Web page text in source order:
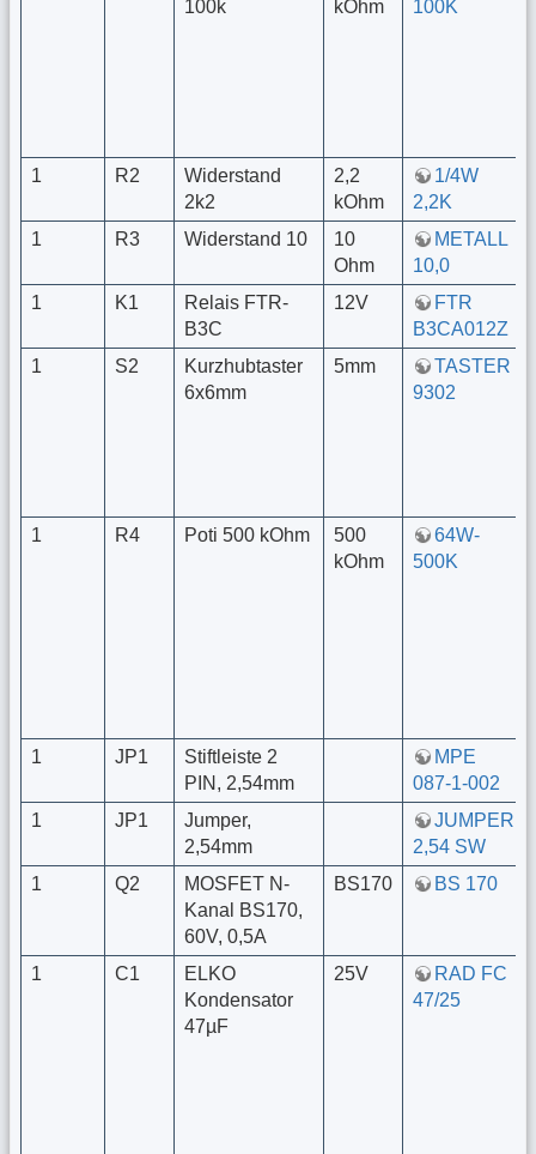
100k
kOhm
100K
1
R2
Widerstand
2k2
2,2
kOhm
1/4W
2,2K
1
R3 Widerstand 10
10
Ohm
METALL
10,0
1
K1
Relais FTR-
B3C
12V
FTR
B3CA012Z
1
S2
Kurzhubtaster
6x6mm
5mm
TASTER
9302
1 R4 Poti 500 kOhm
500
kOhm
64W-
500K
1
JP1
Stiftleiste 2
PIN, 2,54mm
MPE
087-1-002
1
JP1
Jumper,
2,54mm
JUMPER
2,54 SW
1
Q2
MOSFET N-
Kanal BS170,
60V, 0,5A
BS170 BS 170
1 C1
ELKO
Kondensator
47µF
25V
RAD FC
47/25